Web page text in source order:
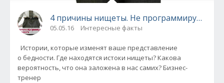
4 причины нищеты. Не программируйте
05.05.16 Интересные факты
Истории, которые изменят ваше представление
о бедности. Где находятся истоки нищеты? Какова
вероятность, что она заложена в нас самих? Бизнес-
тренер